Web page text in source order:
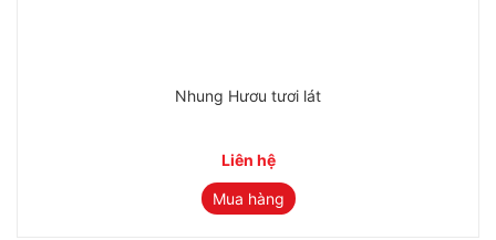
Nhung Hươu tươi lát
Liên hệ
Mua hàng